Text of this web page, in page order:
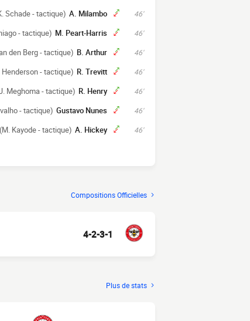
46'
A. Milambo
Schade - tactique)
46'
M. Peart-Harris
- tactique)
46'
B. Arthur
den Berg - tactique)
46'
R. Trevitt
Henderson - tactique)
46'
R. Henry
Meghoma - tactique)
46'
Gustavo Nunes
- tactique)
46'
A. Hickey
(M. Kayode - tactique)
Compositions Officielles
4-2-3-1
Plus de stats